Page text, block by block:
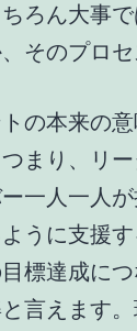
ろん大事
そのプロ
の本来の
まり、リ
一人一人
うに支援
標達成に
言えます